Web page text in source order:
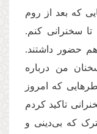
که بعد از روم
سخنرانی کنم.
حضور داشتند.
من درباره
که امروز
تاکید کردم
که بی‌دینی و